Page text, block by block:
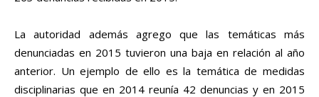
La autoridad además agrego que las temáticas más
denunciadas en 2015 tuvieron una baja en relación al año
anterior. Un ejemplo de ello es la temática de medidas
disciplinarias que en 2014 reunía 42 denuncias y en 2015